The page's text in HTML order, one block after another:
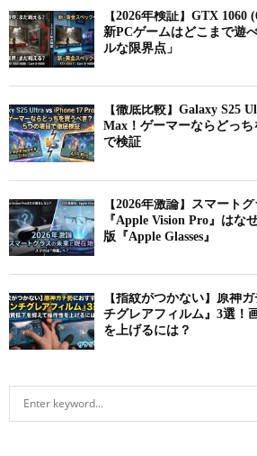
【2026年検証】GTX 1060
新PCゲームはどこまで遊
ルな限界点」
【徹底比較】Galaxy S25
Max！ゲーマーならどっち
で検証
【2026年激論】スマート
『Apple Vision Pro』はな
版『Apple Glasses』
【指紋がつかない】原神
チグレアフィルム』3選！
を上げるには？